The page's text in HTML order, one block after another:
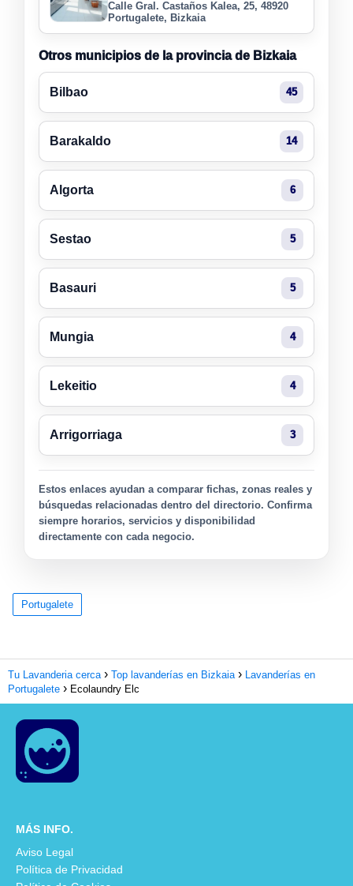
Calle Gral. Castaños Kalea, 25, 48920
Portugalete, Bizkaia
Otros municipios de la provincia de Bizkaia
Bilbao 45
Barakaldo 14
Algorta 6
Sestao 5
Basauri 5
Mungia 4
Lekeitio 4
Arrigorriaga 3
Estos enlaces ayudan a comparar fichas, zonas reales y
búsquedas relacionadas dentro del directorio. Confirma
siempre horarios, servicios y disponibilidad
directamente con cada negocio.
Portugalete
Tu Lavanderia cerca Top lavanderías en Bizkaia
Lavanderías en
Portugalete
Ecolaundry Elc
MÁS INFO.
Aviso Legal
Política de Privacidad